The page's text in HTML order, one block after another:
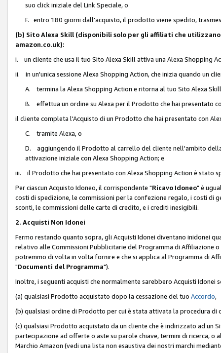
suo click iniziale del Link Speciale, o
F. entro 180 giorni dall'acquisto, il prodotto viene spedito,
(b) Sito Alexa Skill (disponibili solo per gli affiliati che
amazon.co.uk):
i. un cliente che usa il tuo Sito Alexa Skill attiva una Alexa Shopping
ii. in un'unica sessione Alexa Shopping Action, che inizia quando un
A. termina la Alexa Shopping Action e ritorna al tuo Sito Alexa
B. effettua un ordine su Alexa per il Prodotto che hai presentato
il cliente completa l'Acquisto di un Prodotto che hai presentato con
C. tramite Alexa, o
D. aggiungendo il Prodotto al carrello del cliente nell'ambito
attivazione iniziale con Alexa Shopping Action; e
iii. il Prodotto che hai presentato con Alexa Shopping Action è stato
Per ciascun Acquisto Idoneo, il corrispondente "Ricavo Idoneo" è
costi di spedizione, le commissioni per la confezione regalo, i costi di
sconti, le commissioni delle carte di credito, e i crediti inesigibili.
2. Acquisti Non Idonei
Fermo restando quanto sopra, gli Acquisti Idonei diventano inidonei
relativo alle Commissioni Pubblicitarie del Programma di Affiliazione
potremmo di volta in volta fornire e che si applica al Programma di
"Documenti del Programma").
Inoltre, i seguenti acquisti che normalmente sarebbero Acquisti
(a) qualsiasi Prodotto acquistato dopo la cessazione del tuo Accordo,
(b) qualsiasi ordine di Prodotto per cui è stata attivata la procedura di
(c) qualsiasi Prodotto acquistato da un cliente che è indirizzato ad un
partecipazione ad offerte o aste su parole chiave, termini di ricerca,
Marchio Amazon (vedi una lista non esaustiva dei nostri marchi